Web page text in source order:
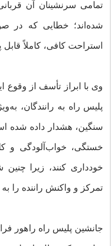
تمامی سرنشینان آن
شده‌اند؛ خطایی که در
استراحت کافی، کاملاً قابل
وی با ابراز تأسف از وقوع
پلیس راه به رانندگان،
سنگین، هشدار داده شده
خستگی، خواب‌آلودگی و
خودداری کنند، زیرا
تمرکز و واکنش راننده
جانشین پلیس راه راهور